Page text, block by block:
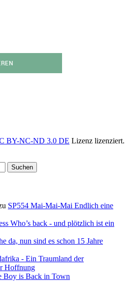
BY-NC-ND 3.0 DE Lizenz lizenziert.
SP554 Mai-Mai-Mai Endlich eine
Who’s back - und plötzlich ist ein
da, nun sind es schon 15 Jahre
- Ein Traumland der
Hoffnung
Boy is Back in Town